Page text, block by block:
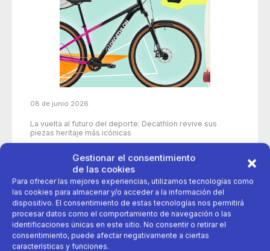
Gestionar el consentimiento
de las cookies
Para ofrecer las mejores experiencias, utilizamos tecnologías como
las cookies para almacenar y/o acceder a la información del
dispositivo. El consentimiento de estas tecnologías nos permitirá
procesar datos como el comportamiento de navegación o las
identificaciones únicas en este sitio. No consentir o retirar el
consentimiento, puede afectar negativamente a ciertas
características y funciones.
08 de junio 2026
La vuelta al futuro del deporte: Decathlon revive sus
piezas heritaje más icónicas
50 años aniversario
deporte Productos icónicos